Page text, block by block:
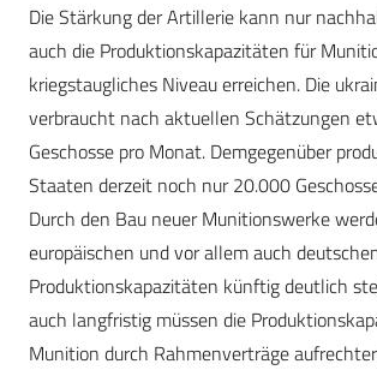
Die Stärkung der Artillerie kann nur
auch die Produktionskapazitäten für
kriegstaugliches Niveau erreichen. Die
verbraucht nach aktuellen Schätzungen
Geschosse pro Monat. Demgegenüber
Staaten derzeit noch nur 20.000
Durch den Bau neuer Munitionswerke
europäischen und vor allem auch
Produktionskapazitäten künftig deutlich
auch langfristig müssen die
Munition durch Rahmenverträge